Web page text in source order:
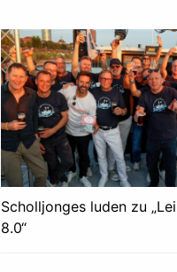
Scholljonges luden zu
8.0“